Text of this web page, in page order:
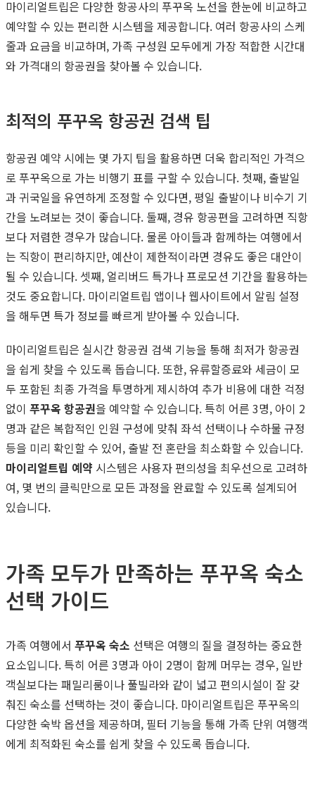
마이리얼트립은 다양한 항공사의 푸꾸옥 노선을 한눈에 비교하고
예약할 수 있는 편리한 시스템을 제공합니다. 여러 항공사의 스케
줄과 요금을 비교하며, 가족 구성원 모두에게 가장 적합한 시간대
와 가격대의 항공권을 찾아볼 수 있습니다.
최적의 푸꾸옥 항공권 검색 팁
항공권 예약 시에는 몇 가지 팁을 활용하면 더욱 합리적인 가격으
로 푸꾸옥으로 가는 비행기 표를 구할 수 있습니다. 첫째, 출발일
과 귀국일을 유연하게 조정할 수 있다면, 평일 출발이나 비수기 기
간을 노려보는 것이 좋습니다. 둘째, 경유 항공편을 고려하면 직항
보다 저렴한 경우가 많습니다. 물론 아이들과 함께하는 여행에서
는 직항이 편리하지만, 예산이 제한적이라면 경유도 좋은 대안이
될 수 있습니다. 셋째, 얼리버드 특가나 프로모션 기간을 활용하는
것도 중요합니다. 마이리얼트립 앱이나 웹사이트에서 알림 설정
을 해두면 특가 정보를 빠르게 받아볼 수 있습니다.
마이리얼트립은 실시간 항공권 검색 기능을 통해 최저가 항공권
을 쉽게 찾을 수 있도록 돕습니다. 또한, 유류할증료와 세금이 모
두 포함된 최종 가격을 투명하게 제시하여 추가 비용에 대한 걱정
없이 푸꾸옥 항공권을 예약할 수 있습니다. 특히 어른 3명, 아이 2
명과 같은 복합적인 인원 구성에 맞춰 좌석 선택이나 수하물 규정
등을 미리 확인할 수 있어, 출발 전 혼란을 최소화할 수 있습니다.
마이리얼트립 예약 시스템은 사용자 편의성을 최우선으로 고려하
여, 몇 번의 클릭만으로 모든 과정을 완료할 수 있도록 설계되어
있습니다.
가족 모두가 만족하는 푸꾸옥 숙소
선택 가이드
가족 여행에서 푸꾸옥 숙소 선택은 여행의 질을 결정하는 중요한
요소입니다. 특히 어른 3명과 아이 2명이 함께 머무는 경우, 일반
객실보다는 패밀리룸이나 풀빌라와 같이 넓고 편의시설이 잘 갖
춰진 숙소를 선택하는 것이 좋습니다. 마이리얼트립은 푸꾸옥의
다양한 숙박 옵션을 제공하며, 필터 기능을 통해 가족 단위 여행객
에게 최적화된 숙소를 쉽게 찾을 수 있도록 돕습니다.